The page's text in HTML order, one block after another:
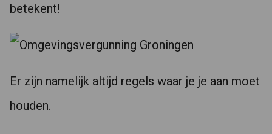
betekent!
Er zijn namelijk altijd regels waar je je aan moet
houden.